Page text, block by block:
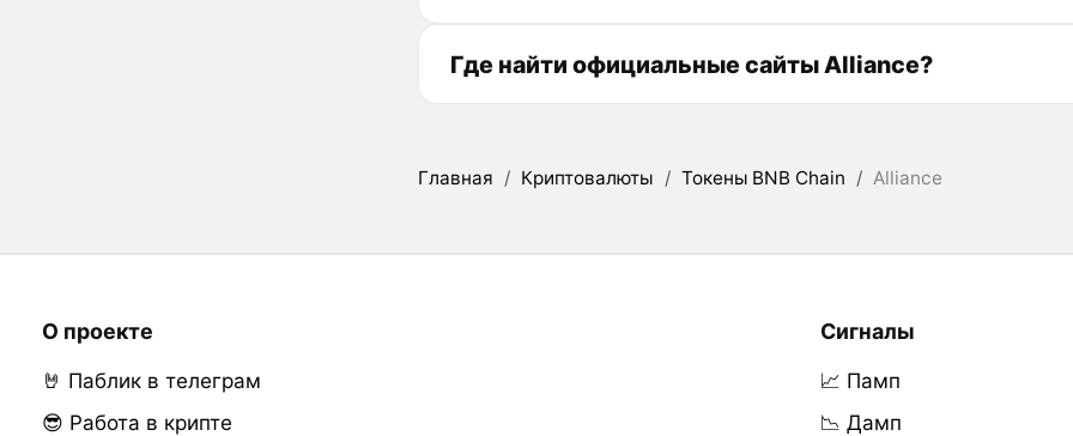
Где найти официальные сайты Alliance?
Главная / Криптовалюты / Токены BNB Chain / Alliance
О проекте
🤘 Паблик в телеграм
😎 Работа в крипте
Сигналы
📈 Памп
📉 Дамп